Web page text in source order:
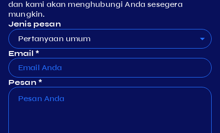
dan kami akan menghubungi Anda sesegera
mungkin.
Jenis pesan
Pertanyaan umum
Email *
Pesan *